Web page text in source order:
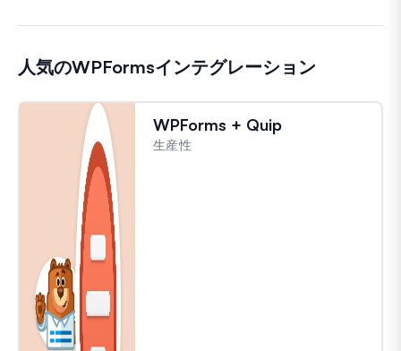
人気のWPFormsインテグレーション
WPForms + Quip
生産性